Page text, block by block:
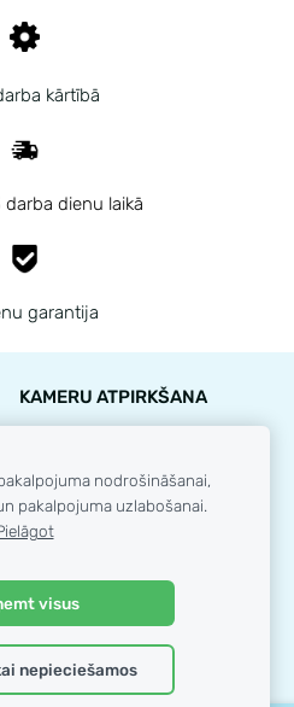
kārtībā
darba dienu laikā
garantija
KAMERU ATPIRKŠANA
SĪKDATNES
nodrošināšanai,
pakalpojuma uzlabošanai.
visus
nepieciešamos